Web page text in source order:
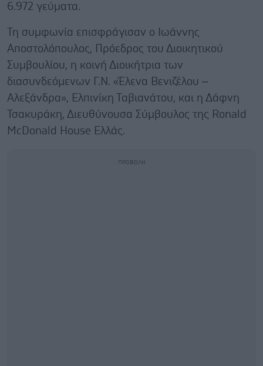
6.972 γεύματα.
Τη συμφωνία επισφράγισαν ο Ιωάννης
Αποστολόπουλος, Πρόεδρος του Διοικητικού
Συμβουλίου, η κοινή Διοικήτρια των
διασυνδεόμενων Γ.Ν. «Έλενα Βενιζέλου –
Αλεξάνδρα», Ελπινίκη Ταβιανάτου, και η Δάφνη
Τσακυράκη, Διευθύνουσα Σύμβουλος της Ronald
McDonald House Ελλάς.